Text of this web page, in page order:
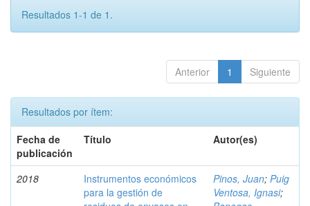
Resultados 1-1 de 1.
Anterior 1 Siguiente
Resultados por ítem:
Fecha de
publicación
Título Autor(es)
2018
Instrumentos económicos
para la gestión de
Pinos, Juan; Puig
Ventosa, Ignasi;